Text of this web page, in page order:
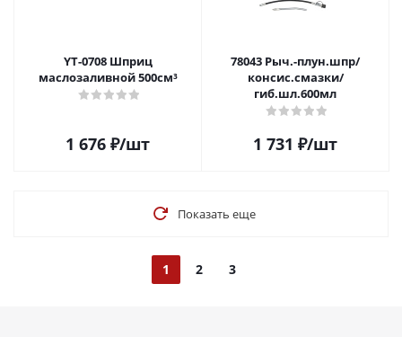
YT-0708 Шприц
маслозаливной 500см³
1 676 ₽/шт
78043 Рыч.-плун.шпр/
консис.смазки/
гиб.шл.600мл
1 731 ₽/шт
Показать еще
1 2 3